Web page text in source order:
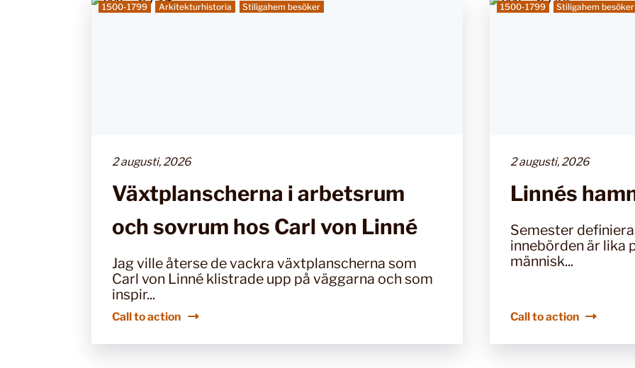
1500-1799 Arkitekturhistoria Stiligahem besöker
2 augusti, 2026
Växtplanscherna i arbetsrum
och sovrum hos Carl von Linné
Jag ville återse de vackra växtplanscherna som
Carl von Linné klistrade upp på väggarna och som
inspir...
Call to action
1500-1799 Stiligahem besöker
2 augusti, 2026
Linnés
Semester
innebörden är lika
människ...
Call to action